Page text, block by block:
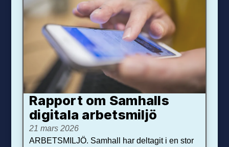
Rapport om Samhalls
digitala arbetsmiljö
21 mars 2026
ARBETSMILJÖ. Samhall har deltagit i en stor